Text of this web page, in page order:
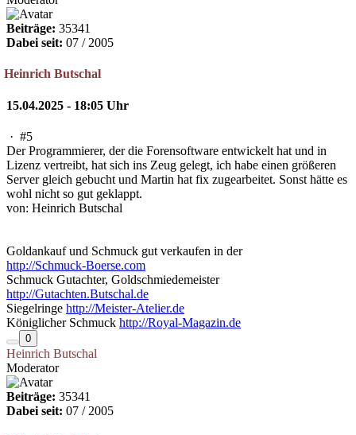
Beiträge: 35341
Dabei seit: 07 / 2005
Heinrich Butschal
15.04.2025 - 18:05 Uhr
· #5
Der Programmierer, der die Forensoftware entwickelt hat und in
Lizenz vertreibt, hat sich ins Zeug gelegt, ich habe einen größeren
Server gleich gebucht und Martin hat fix zugearbeitet. Sonst hätte es
wohl nicht so gut geklappt.
von: Heinrich Butschal
Goldankauf und Schmuck gut verkaufen in der
http://Schmuck-Boerse.com
Schmuck Gutachter, Goldschmiedemeister
http://Gutachten.Butschal.de
Siegelringe http://Meister-Atelier.de
Königlicher Schmuck http://Royal-Magazin.de
0
Heinrich Butschal
Moderator
Beiträge: 35341
Dabei seit: 07 / 2005